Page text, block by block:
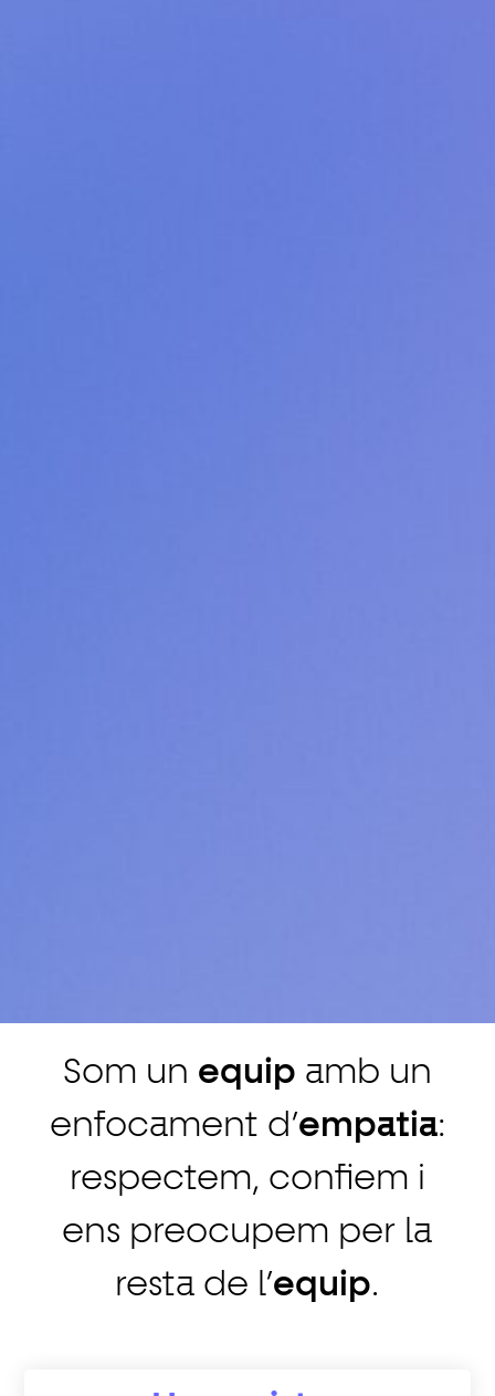
Som un equip amb un
enfocament d’empatia:
respectem, confiem i
ens preocupem per la
resta de l’equip.